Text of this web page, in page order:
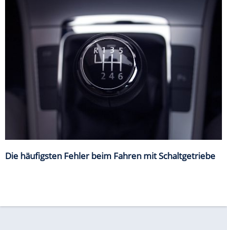
Die häufigsten Fehler beim Fahren mit Schaltgetriebe